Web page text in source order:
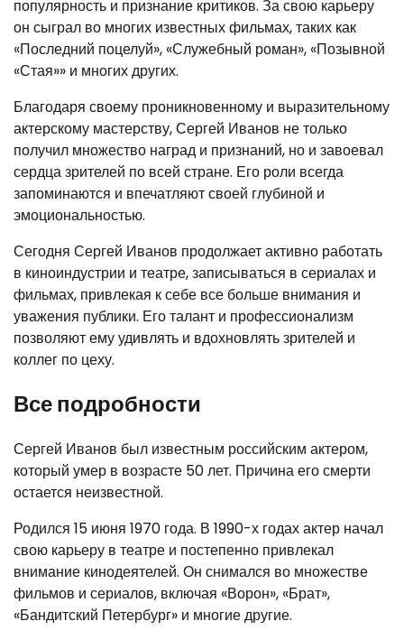
популярность и признание критиков. За свою карьеру
он сыграл во многих известных фильмах, таких как
«Последний поцелуй», «Служебный роман», «Позывной
«Стая»» и многих других.
Благодаря своему проникновенному и выразительному
актерскому мастерству, Сергей Иванов не только
получил множество наград и признаний, но и завоевал
сердца зрителей по всей стране. Его роли всегда
запоминаются и впечатляют своей глубиной и
эмоциональностью.
Сегодня Сергей Иванов продолжает активно работать
в киноиндустрии и театре, записываться в сериалах и
фильмах, привлекая к себе все больше внимания и
уважения публики. Его талант и профессионализм
позволяют ему удивлять и вдохновлять зрителей и
коллег по цеху.
Все подробности
Сергей Иванов был известным российским актером,
который умер в возрасте 50 лет. Причина его смерти
остается неизвестной.
Родился 15 июня 1970 года. В 1990-х годах актер начал
свою карьеру в театре и постепенно привлекал
внимание кинодеятелей. Он снимался во множестве
фильмов и сериалов, включая «Ворон», «Брат»,
«Бандитский Петербург» и многие другие.